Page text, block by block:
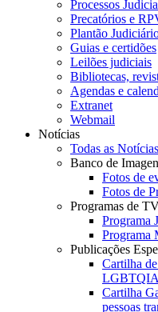
Processos
Precatórios e
Plantão
Guias e certidões
Leilões judiciais
Bibliotecas,
Agendas e
Extranet
Webmail
Notícias
Todas as Notícias
Banco de
Fotos de
Fotos de
Programas de
Programa
Programa
Publicações
Cartilha
Cartilha
pessoas